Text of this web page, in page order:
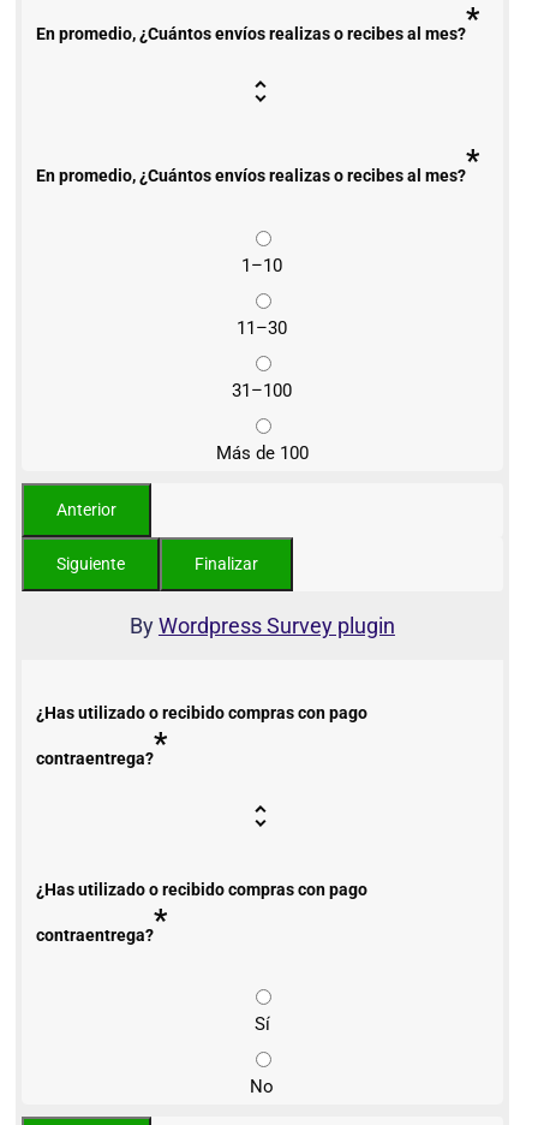
En promedio, ¿Cuántos envíos realizas o recibes al mes?*
En promedio, ¿Cuántos envíos realizas o recibes al mes?*
1–10
11–30
31–100
Más de 100
ByWordpress Survey plugin
¿Has utilizado o recibido compras con pago
contraentrega?*
¿Has utilizado o recibido compras con pago
contraentrega?*
Sí
No